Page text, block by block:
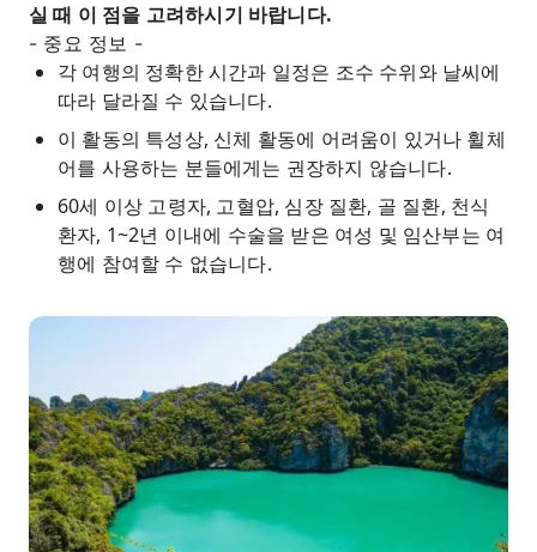
실 때 이 점을 고려하시기 바랍니다.
- 중요 정보 -
각 여행의 정확한 시간과 일정은 조수 수위와 날씨에
따라 달라질 수 있습니다.
이 활동의 ​​특성상, 신체 활동에 어려움이 있거나 휠체
어를 사용하는 분들에게는 권장하지 않습니다.
60세 이상 고령자, 고혈압, 심장 질환, 골 질환, 천식
환자, 1~2년 이내에 수술을 받은 여성 및 임산부는 여
행에 참여할 수 없습니다.